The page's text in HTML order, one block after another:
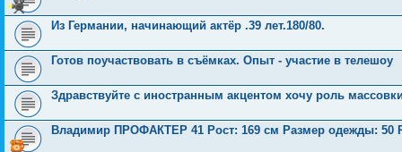
Из Германии, начинающий актёр .39 лет.180/80.
Готов поучаствовать в съёмках. Опыт - участие в телешоу
Здравствуйте с иностранным акцентом хочу роль
Владимир ПРОФАКТЕР 41 Рост: 169 см Размер одежды: 50